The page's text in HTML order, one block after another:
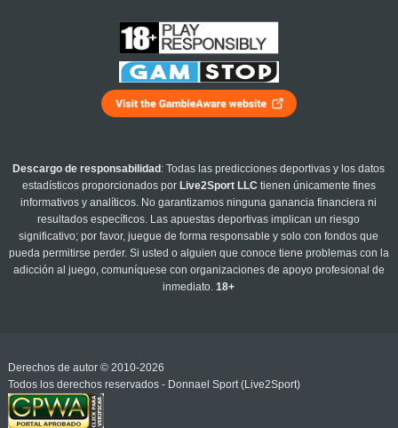
Descargo de responsabilidad : Todas las predicciones deportivas y los datos
estadísticos proporcionados por Live2Sport LLC tienen únicamente fines
informativos y analíticos. No garantizamos ninguna ganancia financiera ni
resultados específicos. Las apuestas deportivas implican un riesgo
significativo; por favor, juegue de forma responsable y solo con fondos que
pueda permitirse perder. Si usted o alguien que conoce tiene problemas con la
adicción al juego, comuníquese con organizaciones de apoyo profesional de
inmediato.18+
Derechos de autor © 2010-2026
Todos los derechos reservados - Donnael Sport (Live2Sport)